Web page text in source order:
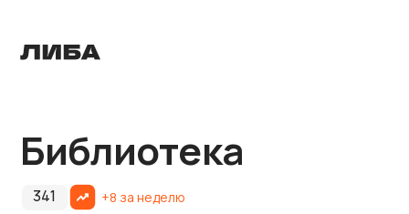
+8 за неделю
341